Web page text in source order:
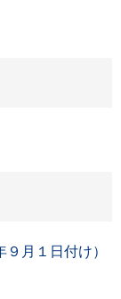
月１日付け）